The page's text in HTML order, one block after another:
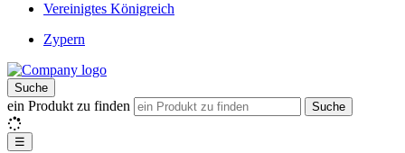
Vereinigtes Königreich
Zypern
Suche
ein Produkt zu finden Suche
☰